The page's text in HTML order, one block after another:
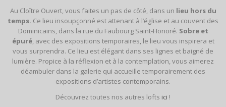
Au Cloître Ouvert, vous faites un pas de côté, dans un lieu hors du
temps. Ce lieu insoupçonné est attenant à l’église et au couvent des
Dominicains, dans la rue du Faubourg Saint-Honoré. Sobre et
épuré, avec des expositions temporaires, le lieu vous inspirera et
vous surprendra. Ce lieu est élégant dans ses lignes et baigné de
lumière. Propice à la réflexion et à la contemplation, vous aimerez
déambuler dans la galerie qui accueille temporairement des
expositions d’artistes contemporains.
Découvrez toutes nos autres lofts ici !